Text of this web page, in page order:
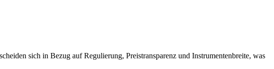
sich in Bezug auf Regulierung, Preistransparenz und Instrumentenbreite, was